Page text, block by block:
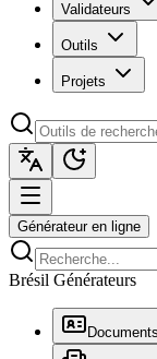
Validateurs
Outils
Projets
Générateur en ligne
Brésil Générateurs